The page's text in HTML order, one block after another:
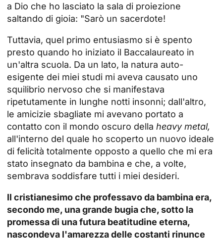
a Dio che ho lasciato la sala di proiezione
saltando di gioia: "Sarò un sacerdote!
Tuttavia, quel primo entusiasmo si è spento
presto quando ho iniziato il Baccalaureato in
un'altra scuola. Da un lato, la natura auto-
esigente dei miei studi mi aveva causato uno
squilibrio nervoso che si manifestava
ripetutamente in lunghe notti insonni; dall'altro,
le amicizie sbagliate mi avevano portato a
contatto con il mondo oscuro della heavy metal,
all'interno del quale ho scoperto un nuovo ideale
di felicità totalmente opposto a quello che mi era
stato insegnato da bambina e che, a volte,
sembrava soddisfare tutti i miei desideri.
Il cristianesimo che professavo da bambina era,
secondo me, una grande bugia che, sotto la
promessa di una futura beatitudine eterna,
nascondeva l'amarezza delle costanti rinunce